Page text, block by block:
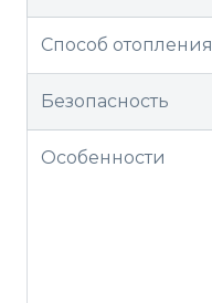
Способ отопления
Безопасность
Особенности